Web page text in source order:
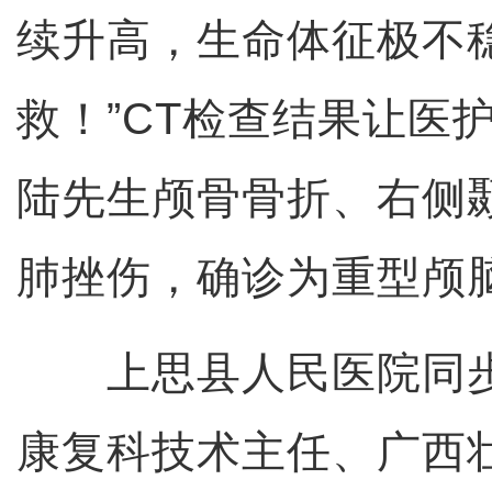
续升高，生命体征极不
救！”CT检查结果让医
陆先生颅骨骨折、右侧
肺挫伤，确诊为重型颅
上思县人民医院同
康复科技术主任、广西